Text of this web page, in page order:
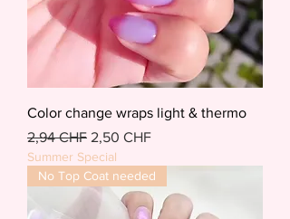
Color change wraps light & thermo
Standardpreis
2,94 CHF Sale-Preis
2,50 CHF
Summer Special
No Top Coat needed